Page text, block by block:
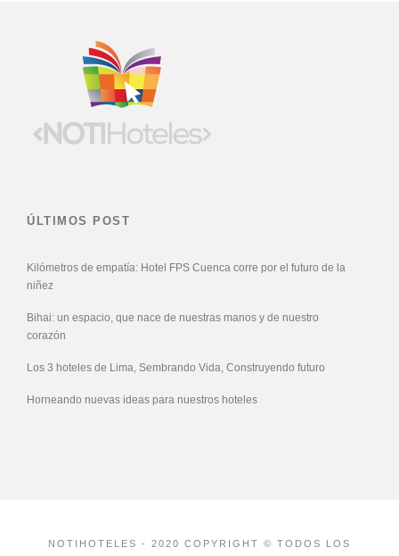
ÚLTIMOS POST
Kilómetros de empatía: Hotel FPS Cuenca corre por el futuro de la
niñez
Bihai: un espacio, que nace de nuestras manos y de nuestro
corazón
Los 3 hoteles de Lima, Sembrando Vida, Construyendo futuro
Horneando nuevas ideas para nuestros hoteles
NOTIHOTELES - 2020 COPYRIGHT © TODOS LOS